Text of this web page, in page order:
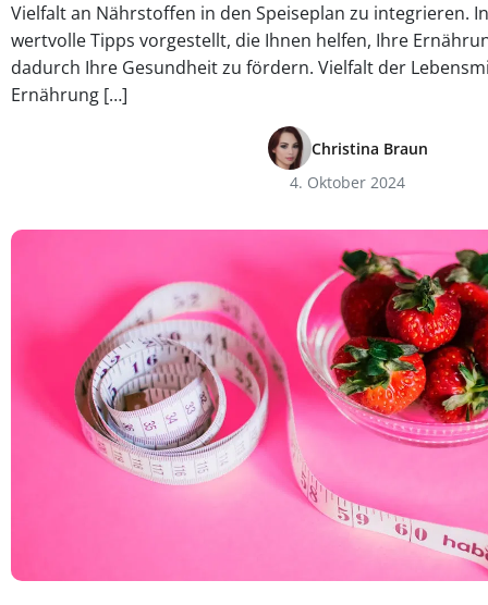
Vielfalt an Nährstoffen in den Speiseplan zu integrieren.
wertvolle Tipps vorgestellt, die Ihnen helfen, Ihre
dadurch Ihre Gesundheit zu fördern. Vielfalt der
Ernährung […]
Christina Braun
4. Oktober 2024